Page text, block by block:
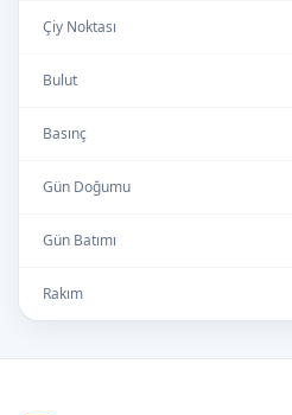
Çiy Noktası
Bulut
Basınç
Gün Doğumu
Gün Batımı
Rakım